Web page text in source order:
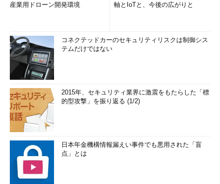
産業用ドローン開発環境
軸とIoTと、今後の広がりと
コネクテッドカーのセキュリティリスクは制御シス
テムだけではない
2015年、セキュリティ業界に激震をもたらした「標
的型攻撃」を振り返る (1/2)
日本年金機構情報漏えい事件でも悪用された「盲
点」とは